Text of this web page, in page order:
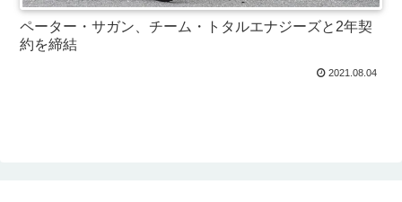
ペーター・サガン、チーム・トタルエナジーズと2年契
約を締結
2021.08.04